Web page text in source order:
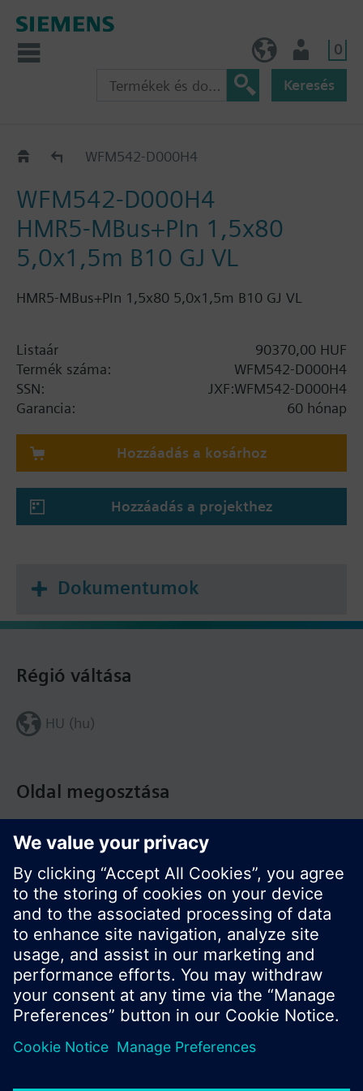
0
Keresés
KatalógusWFM542-D000H4
WFM542-D000H4
HMR5-MBus+PIn 1,5x80
5,0x1,5m B10 GJ VL
HMR5-MBus+PIn 1,5x80 5,0x1,5m B10 GJ VL
Listaár
90370,00 HUF
Termék száma:
WFM542-D000H4
SSN:
JXF:WFM542-D000H4
Garancia:
60 hónap
Hozzáadás a kosárhoz
Hozzáadás a projekthez
Dokumentumok
Oldal megosztása
Régió váltása
HU (hu)
© Siemens Switzerland Ltd. Building Technologies
Division - 2016
A termékválaszték és az árak országonként